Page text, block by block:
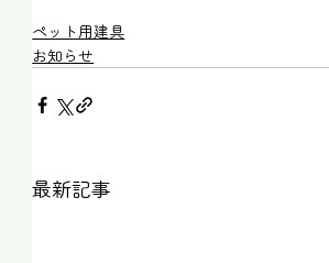
ペット用建具
お知らせ
最新記事